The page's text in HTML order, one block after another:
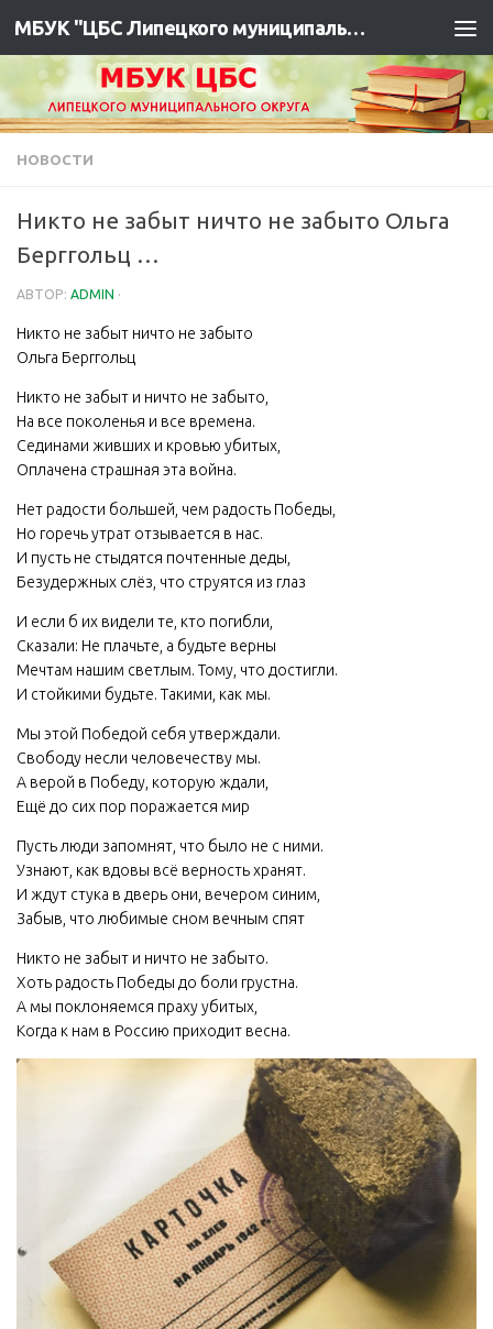
МБУК "ЦБС Липецкого муниципального района"
НОВОСТИ
Никто не забыт ничто не забыто Ольга
Берггольц …
АВТОР: ADMIN ·
Никто не забыт ничто не забыто
Ольга Берггольц
Никто не забыт и ничто не забыто,
На все поколенья и все времена.
Сединами живших и кровью убитых,
Оплачена страшная эта война.
Нет радости большей, чем радость Победы,
Но горечь утрат отзывается в нас.
И пусть не стыдятся почтенные деды,
Безудержных слёз, что струятся из глаз
И если б их видели те, кто погибли,
Сказали: Не плачьте, а будьте верны
Мечтам нашим светлым. Тому, что достигли.
И стойкими будьте. Такими, как мы.
Мы этой Победой себя утверждали.
Свободу несли человечеству мы.
А верой в Победу, которую ждали,
Ещё до сих пор поражается мир
Пусть люди запомнят, что было не с ними.
Узнают, как вдовы всё верность хранят.
И ждут стука в дверь они, вечером синим,
Забыв, что любимые сном вечным спят
Никто не забыт и ничто не забыто.
Хоть радость Победы до боли грустна.
А мы поклоняемся праху убитых,
Когда к нам в Россию приходит весна.